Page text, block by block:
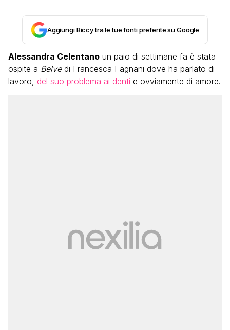
Aggiungi Biccy tra le tue fonti preferite su Google
Alessandra Celentano un paio di settimane fa è stata
ospite a Belvedi Francesca Fagnani dove ha parlato di
lavoro, del suo problema ai denti e ovviamente di amore.